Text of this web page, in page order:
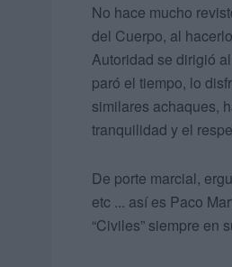
No hace mucho
del Cuerpo, al
Autoridad se dirigió
paró el tiempo, lo
similares achaques,
tranquilidad y el
De porte marcial,
etc ... así es Paco
“Civiles” siempre en